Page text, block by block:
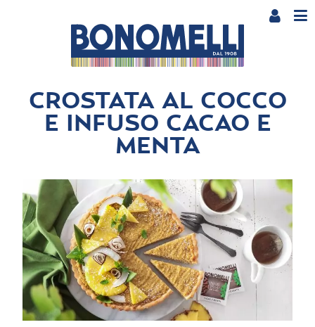
CROSTATA AL COCCO
E INFUSO CACAO E
MENTA